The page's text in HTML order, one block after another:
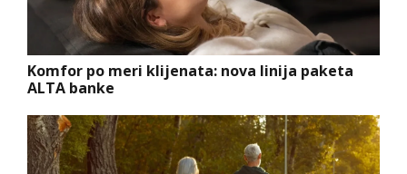
Komfor po meri klijenata: nova linija paketa
ALTA banke